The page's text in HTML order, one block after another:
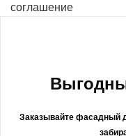
соглашение
Заказывайте фасадный